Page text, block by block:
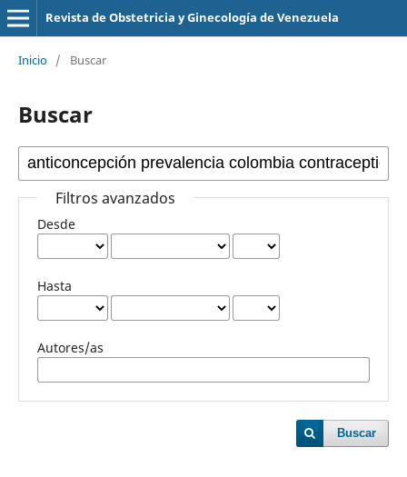
Revista de Obstetricia y Ginecología de Venezuela
Inicio / Buscar
Buscar
Filtros avanzados
Desde
Hasta
Autores/as
Buscar